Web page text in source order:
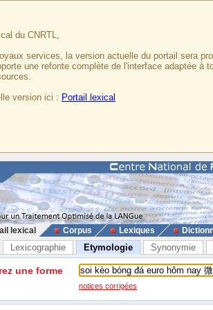
du CNRTL,
services, la version actuelle du portail sera
une refonte complète de l'interface adaptée
version ici : Portail lexical
lexical Corpus Lexiques
Lexicographie Etymologie Synonymie
une forme
notices corrigées